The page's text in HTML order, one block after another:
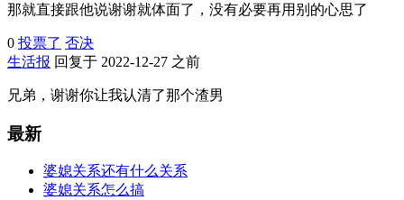
那就直接跟他说谢谢就体面了，没有必要再用别的心思了
0 投票了 否决
生活报 回复于 2022-12-27 之前
兄弟，谢谢你让我认清了那个渣男
最新
婆媳关系还有什么关系
婆媳关系怎么搞